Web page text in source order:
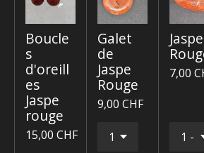
Boucle
s
d'oreill
es
Jaspe
rouge
15,00 CHF
Galet
de
Jaspe
Rouge
9,00 CHF
Jaspe
7,00